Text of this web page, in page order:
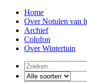
Home
Over Notulen van
Archief
Colofon
Over Wintertuin